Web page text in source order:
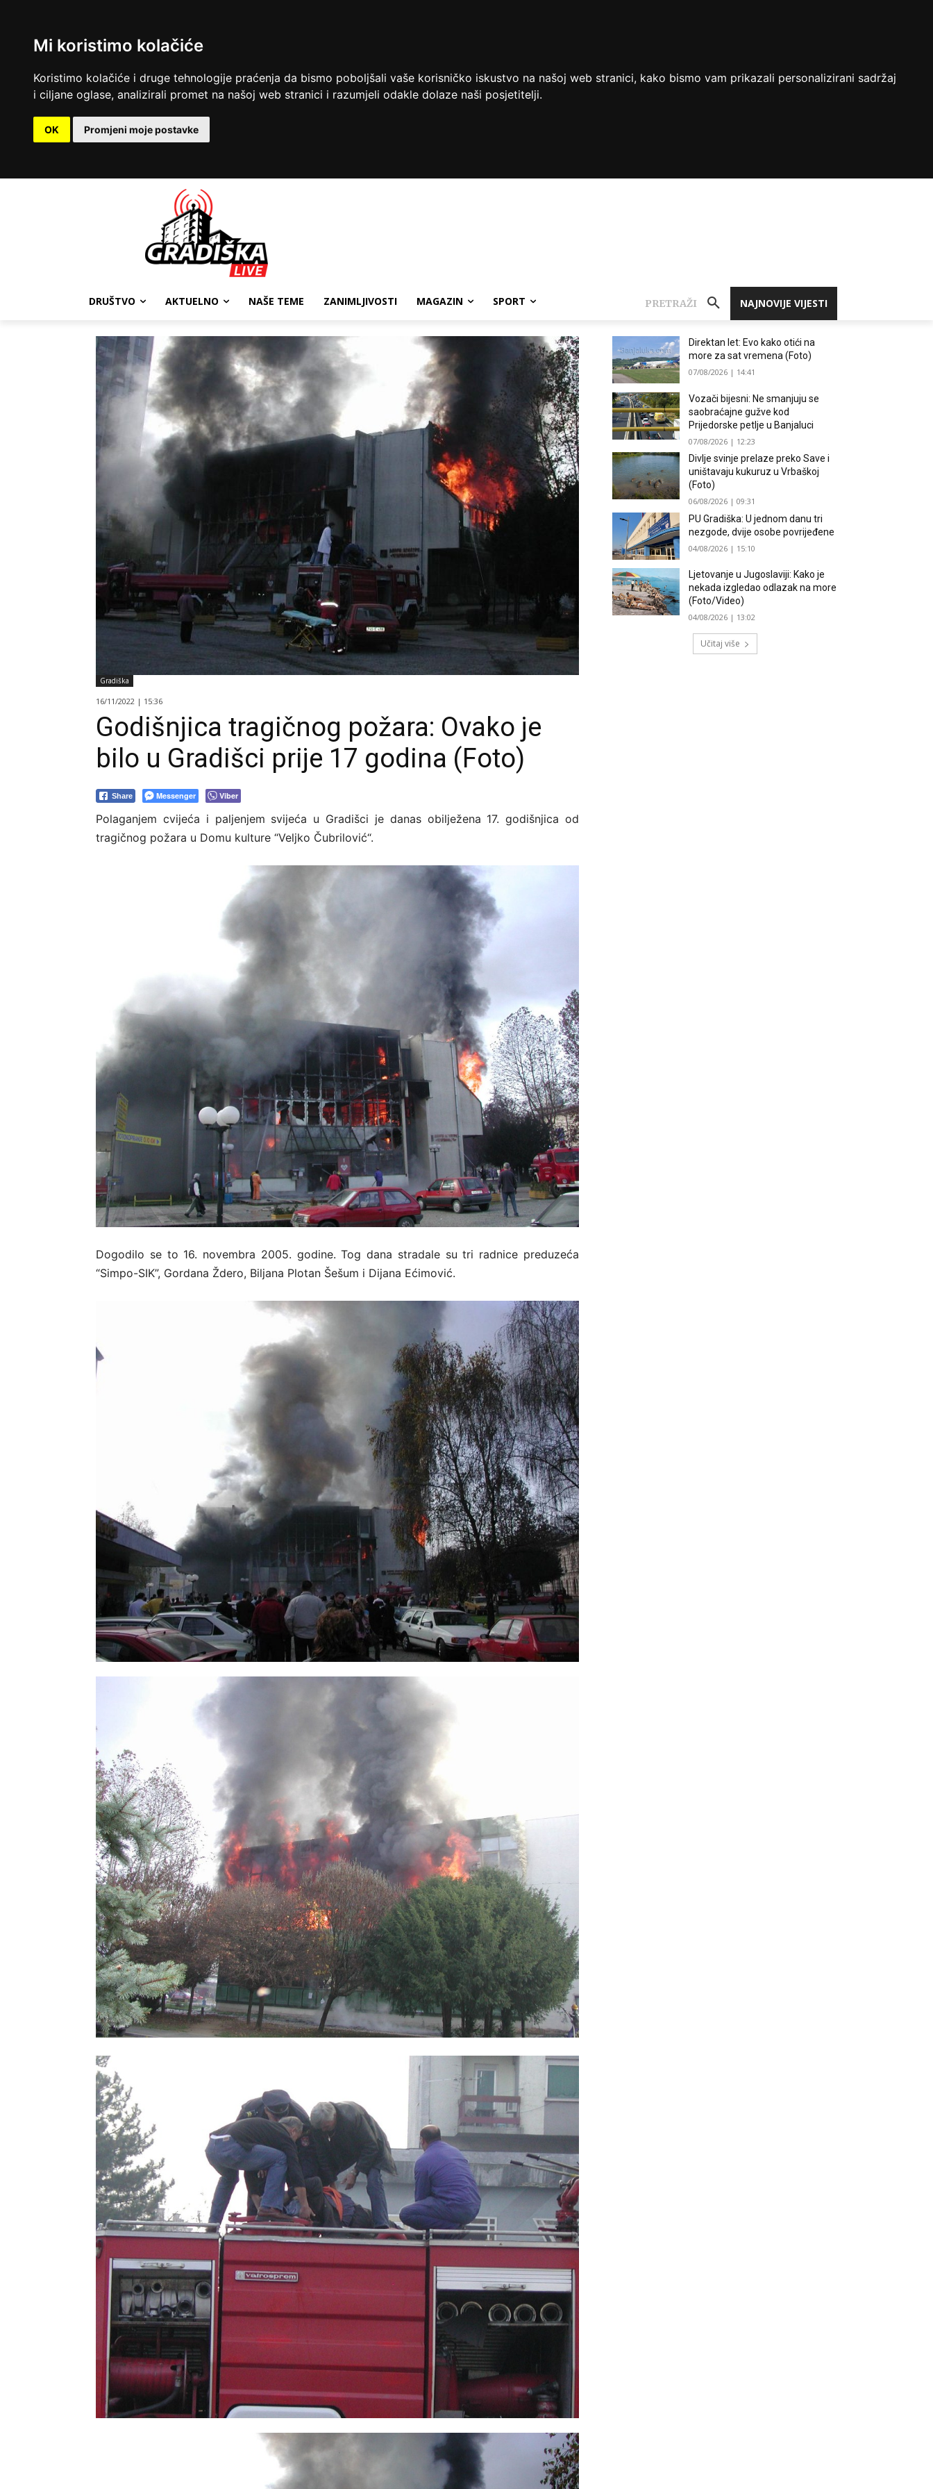
Mi koristimo kolačiće
Koristimo kolačiće i druge tehnologije praćenja da bismo poboljšali vaše korisničko iskustvo na našoj web stranici, kako bismo vam prikazali personalizirani sadržaj
i ciljane oglase, analizirali promet na našoj web stranici i razumjeli odakle dolaze naši posjetitelji.
OK Promjeni moje postavke
DRUŠTVO AKTUELNO NAŠE TEME ZANIMLJIVOSTI MAGAZIN SPORT NAJNOVIJE VIJESTI
PRETRAŽI
Gradiška
16/11/2022 | 15:36
Godišnjica tragičnog požara: Ovako je
bilo u Gradišci prije 17 godina (Foto)
Share Messenger Viber
Polaganjem cvijeća i paljenjem svijeća u Gradišci je danas obilježena 17. godišnjica od
tragičnog požara u Domu kulture “Veljko Čubrilović“.
Dogodilo se to 16. novembra 2005. godine. Tog dana stradale su tri radnice preduzeća
“Simpo-SIK”, Gordana Ždero, Biljana Plotan Šešum i Dijana Ećimović.
Direktan let: Evo kako otići na
more za sat vremena (Foto)
07/08/2026 | 14:41
Vozači bijesni: Ne smanjuju se
saobraćajne gužve kod
Prijedorske petlje u Banjaluci
07/08/2026 | 12:23
Divlje svinje prelaze preko Save i
uništavaju kukuruz u Vrbaškoj
(Foto)
06/08/2026 | 09:31
PU Gradiška: U jednom danu tri
nezgode, dvije osobe povrijeđene
04/08/2026 | 15:10
Ljetovanje u Jugoslaviji: Kako je
nekada izgledao odlazak na more
(Foto/Video)
04/08/2026 | 13:02
Učitaj više